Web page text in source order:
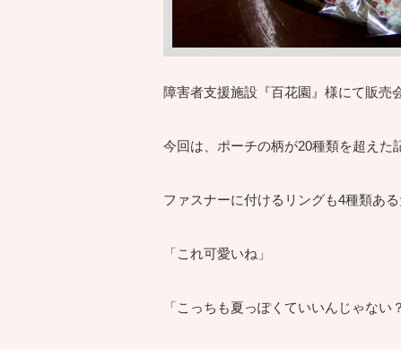
障害者支援施設『百花園』様にて販売
今回は、ポーチの柄が20種類を超えた
ファスナーに付けるリングも4種類あ
「これ可愛いね」
「こっちも夏っぽくていいんじゃない